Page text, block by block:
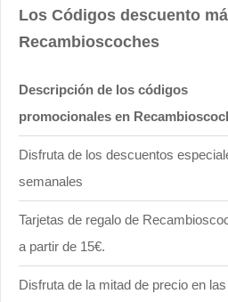
Los Códigos descuento
Recambioscoches
Descripción de los códigos
promocionales en
Disfruta de los descuentos
semanales
Tarjetas de regalo de
a partir de 15€.
Disfruta de la mitad de precio en las